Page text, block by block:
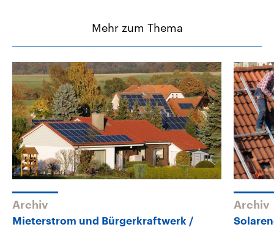
Mehr zum Thema
Archiv
Mieterstrom und Bürgerkraftwerk
Archiv